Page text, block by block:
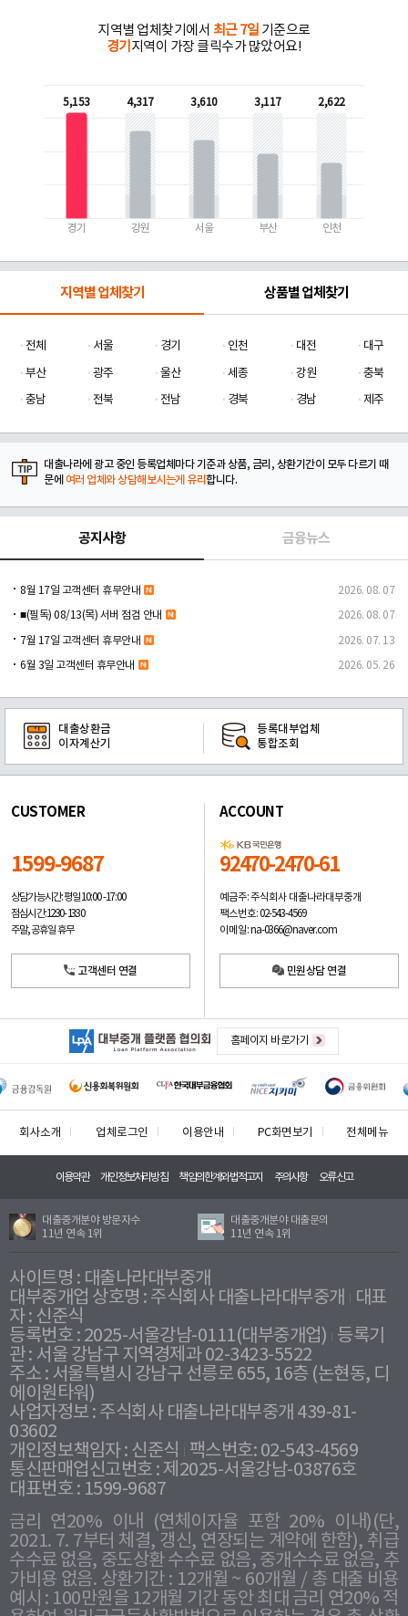
지역별 업체찾기에서 최근 7일 기준으로
경기 지역이 가장 클릭수가 많았어요!
5,153
경기
4,317
강원
3,610
서울
3,117
부산
2,622
인천
지역별 업체찾기 상품별 업체찾기
전체 서울 경기 인천 대전
대구
부산
광주 울산 세종 강원
충북
충남
전북 전남 경북 경남 제주
대출나라에 광고 중인 등록업체마다 기준과 상품, 금리, 상환기간이 모두 다르기 때
문에 여러 업체와 상담해보시는게 유리합니다.
공지사항 금융뉴스
8월 17일 고객센터 휴무안내 2026. 08. 07
■(필독) 08/13(목) 서버 점검 안내 2026. 08. 07
7월 17일 고객센터 휴무안내 2026. 07. 13
6월 3일 고객센터 휴무안내 2026. 05. 26
대출상환금
이자계산기
등록대부업체
통합조회
CUSTOMER
1599-9687
상담가능시간: 평일10:00 -17:00
점심시간: 12:30 - 13:30
주말, 공휴일 휴무
고객센터 연결
ACCOUNT
92470-2470-61
예금주: 주식회사 대출나라대부중개
팩스번호: 02-543-4569
이메일: na-0366@naver.com
민원상담 연결
홈페이지 바로가기
회사소개 업체로그인 이용안내 PC화면보기 전체메뉴
이용약관 개인정보처리방침 책임의한계와법적고지 주의사항 오류신고
대출중개분야 방문자수
11년 연속 1위
대출중개분야 대출문의
11년 연속 1위
사이트명 : 대출나라대부중개
대부중개업 상호명 : 주식회사 대출나라대부중개
대표
자 : 신준식
등록번호 : 2025-서울강남-0111(대부중개업) 등록기
관 : 서울 강남구 지역경제과 02-3423-5522
주소 : 서울특별시 강남구 선릉로 655, 16층 (논현동, 디
에이원타워)
사업자정보 : 주식회사 대출나라대부중개 439-81-
03602
개인정보책임자 : 신준식
팩스번호: 02-543-4569
통신판매업신고번호 : 제2025-서울강남-03876호
대표번호 : 1599-9687
금리 연20% 이내 (연체이자율 포함 20% 이내)(단,
2021. 7. 7부터 체결, 갱신, 연장되는 계약에 한함), 취급
수수료 없음, 중도상환 수수료 없음, 중개수수료 없음, 추
가비용 없음. 상환기간 : 12개월 ~ 60개월 / 총 대출 비용
예시 : 100만원을 12개월 기간 동안 최대 금리 연20% 적